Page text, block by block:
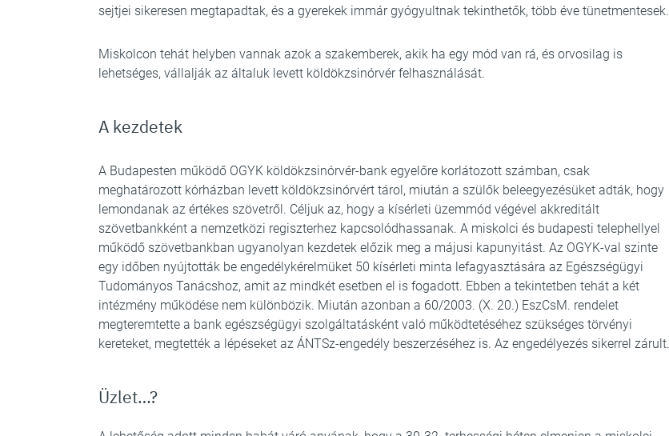
sejtjei sikeresen megtapadtak, és a gyerekek immár gyógyultnak tekinthetők, több éve tünetmentesek.
Miskolcon tehát helyben vannak azok a szakemberek, akik ha egy mód van rá, és orvosilag is
lehetséges, vállalják az általuk levett köldökzsinórvér felhasználását.
A kezdetek
A Budapesten működő OGYK köldökzsinórvér-bank egyelőre korlátozott számban, csak
meghatározott kórházban levett köldökzsinórvért tárol, miután a szülők beleegyezésüket adták, hogy
lemondanak az értékes szövetről. Céljuk az, hogy a kísérleti üzemmód végével akkreditált
szövetbankként a nemzetközi regiszterhez kapcsolódhassanak. A miskolci és budapesti telephellyel
működő szövetbankban ugyanolyan kezdetek előzik meg a májusi kapunyitást. Az OGYK-val szinte
egy időben nyújtották be engedélykérelmüket 50 kísérleti minta lefagyasztására az Egészségügyi
Tudományos Tanácshoz, amit az mindkét esetben el is fogadott. Ebben a tekintetben tehát a két
intézmény működése nem különbözik. Miután azonban a 60/2003. (X. 20.) EszCsM. rendelet
megteremtette a bank egészségügyi szolgáltatásként való működtetéséhez szükséges törvényi
kereteket, megtették a lépéseket az ÁNTSz-engedély beszerzéséhez is. Az engedélyezés sikerrel zárult.
Üzlet…?